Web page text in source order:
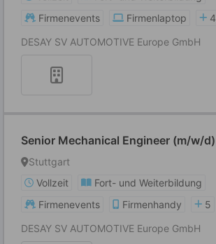
Firmenevents
Firmenlaptop
4
DESAY SV AUTOMOTIVE Europe GmbH
Senior Mechanical Engineer (m/w/d)
Stuttgart
Vollzeit
Fort- und Weiterbildung
Firmenevents
Firmenhandy
5
DESAY SV AUTOMOTIVE Europe GmbH